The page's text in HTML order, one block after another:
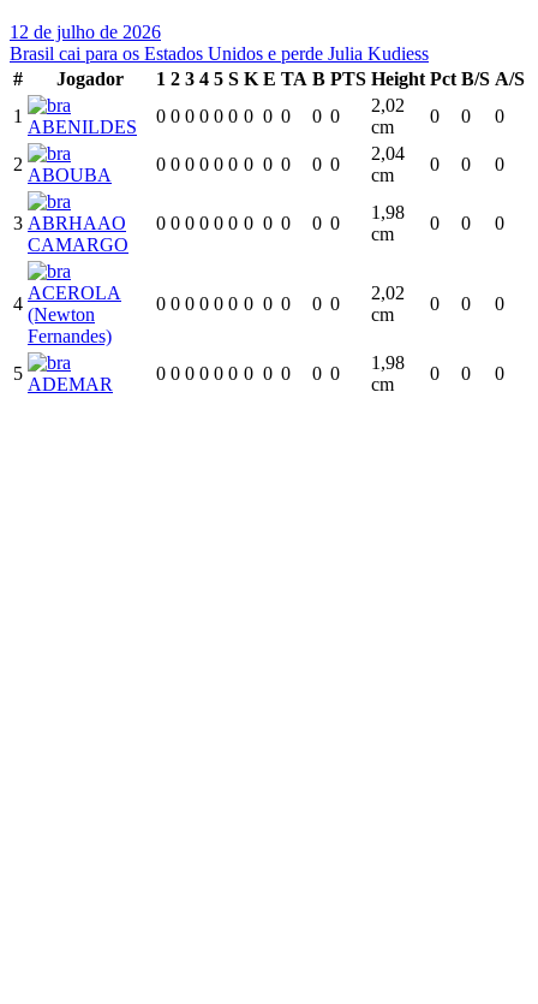
12 de julho de 2026
Brasil cai para os Estados Unidos e perde Julia Kudiess
#
Jogador 1 2 3 4 5 S K E TA B PTS Height Pct B/S A/S
1
ABENILDES
0 0 0 0 0 0 0 0 0 0 0
2,02
cm
0 0 0
2
ABOUBA
0 0 0 0 0 0 0 0 0 0 0
2,04
cm
0 0 0
3 ABRHAAO
CAMARGO
0 0 0 0 0 0 0 0 0 0 0
1,98
cm
0 0 0
4
ACEROLA
(Newton
Fernandes)
0 0 0 0 0 0 0 0 0 0 0
2,02
cm
0 0 0
5
ADEMAR
0 0 0 0 0 0 0 0 0 0 0
1,98
cm
0 0 0